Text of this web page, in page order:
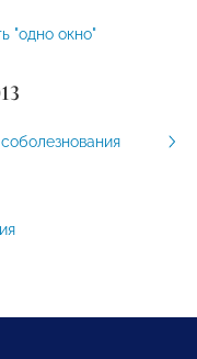
"одно окно"